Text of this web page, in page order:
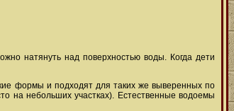
натянуть над поверхностью воды. Когда дети
формы и подходят для таких же выверенных по
на небольших участках). Естественные водоемы